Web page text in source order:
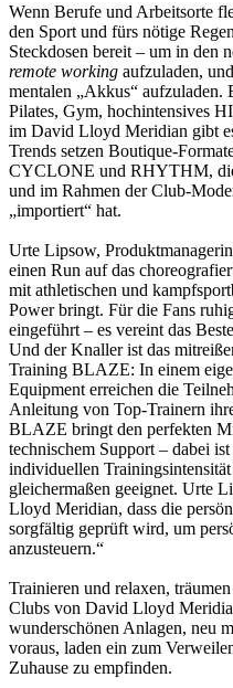
Wenn Berufe und Arbeitsorte
den Sport und fürs nötige
Steckdosen bereit – um in den
remote working aufzuladen,
mentalen „Akkus“ aufzuladen.
Pilates, Gym, hochintensives
im David Lloyd Meridian gibt
Trends setzen Boutique-
CYCLONE und RHYTHM,
und im Rahmen der Club-
„importiert“ hat.
Urte Lipsow,
einen Run auf das
mit athletischen und
Power bringt. Für die Fans
eingeführt – es vereint das
Und der Knaller ist das
Training BLAZE: In einem
Equipment erreichen die
Anleitung von Top-Trainern
BLAZE bringt den perfekten
technischem Support – dabei
individuellen
gleichermaßen geeignet. Urte
Lloyd Meridian, dass die
sorgfältig geprüft wird, um
anzusteuern.“
Trainieren und relaxen,
Clubs von David Lloyd
wunderschönen Anlagen, neu
voraus, laden ein zum
Zuhause zu empfinden.